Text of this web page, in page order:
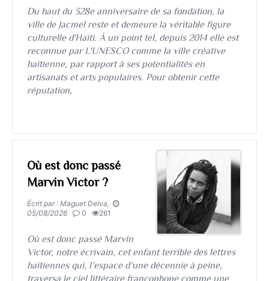
​​​​​​​Du haut du 328e anniversaire de sa fondation, la
ville de Jacmel reste et demeure la véritable figure
culturelle d'Haïti. À un point tel, depuis 2014 elle est
reconnue par L'UNESCO comme la ville créative
haïtienne, par rapport à ses potentialités en
artisanats et arts populaires. Pour obtenir cette
réputation,
Où est donc passé
Marvin Victor ?
Écrit par : Maguet Delva,
05/08/2026
0 261
Où est donc passé Marvin
Victor, notre écrivain, cet enfant terrible des lettres
haïtiennes qui, l’espace d’une décennie à peine,
traversa le ciel littéraire francophone comme une